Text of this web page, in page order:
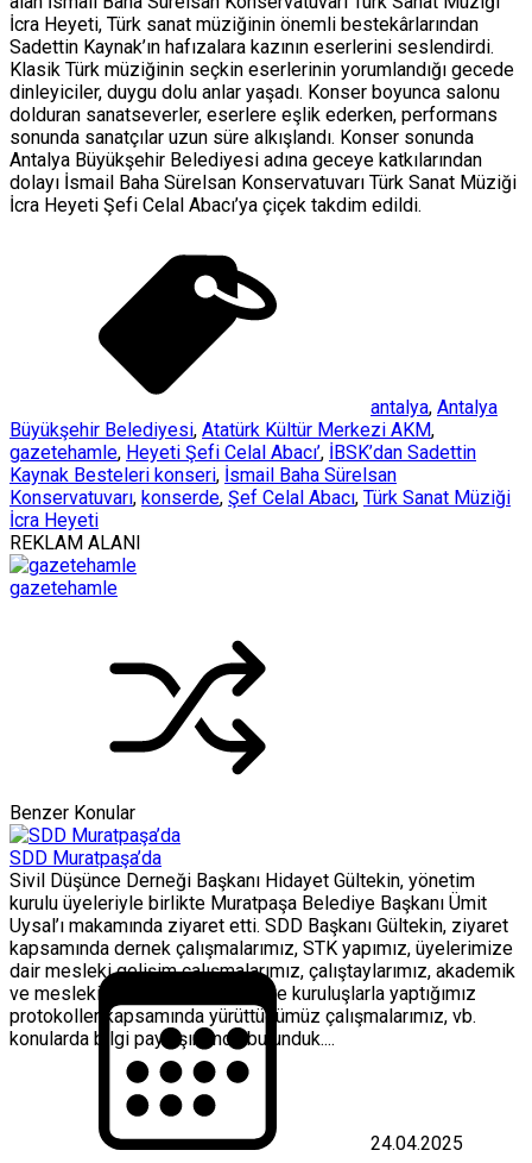
İcra Heyeti, Türk sanat müziğinin önemli bestekârlarından
Sadettin Kaynak’ın hafızalara kazının eserlerini seslendirdi.
Klasik Türk müziğinin seçkin eserlerinin yorumlandığı gecede
dinleyiciler, duygu dolu anlar yaşadı. Konser boyunca salonu
dolduran sanatseverler, eserlere eşlik ederken, performans
sonunda sanatçılar uzun süre alkışlandı. Konser sonunda
Antalya Büyükşehir Belediyesi adına geceye katkılarından
dolayı İsmail Baha Sürelsan Konservatuvarı Türk Sanat Müziği
İcra Heyeti Şefi Celal Abacı’ya çiçek takdim edildi.
antalya, Antalya
Büyükşehir Belediyesi, Atatürk Kültür Merkezi AKM,
gazetehamle, Heyeti Şefi Celal Abacı’, İBSK’dan Sadettin
Kaynak Besteleri konseri, İsmail Baha Sürelsan
Konservatuvarı, konserde, Şef Celal Abacı, Türk Sanat Müziği
İcra Heyeti
REKLAM ALANI
gazetehamle
Benzer Konular
SDD Muratpaşa’da
Sivil Düşünce Derneği Başkanı Hidayet Gültekin, yönetim
kurulu üyeleriyle birlikte Muratpaşa Belediye Başkanı Ümit
Uysal’ı makamında ziyaret etti. SDD Başkanı Gültekin, ziyaret
kapsamında dernek çalışmalarımız, STK yapımız, üyelerimize
dair mesleki gelişim çalışmalarımız, çalıştaylarımız, akademik
ve mesleki projelerimiz, kurum ve kuruluşlarla yaptığımız
protokoller kapsamında yürüttüğümüz çalışmalarımız, vb.
konularda bilgi paylaşımında bulunduk....
24.04.2025